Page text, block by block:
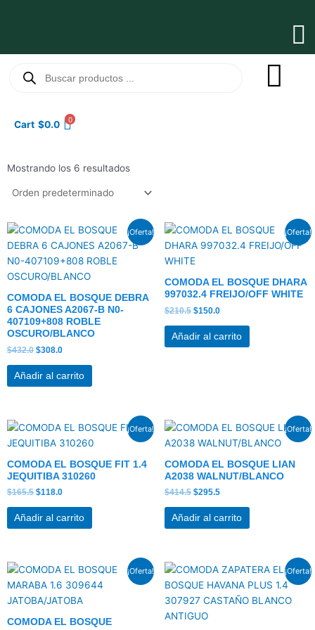
productos
Cart $0.0 0
Mostrando los 6 resultados
¡Oferta!
COMODA EL BOSQUE DEBRA
6 CAJONES A2067-B N0-
407109+808 ROBLE
OSCURO/BLANCO
$432.0
El
original
era:
$432.0.
$308.0
El
actual
es:
$308.0.
Añadir al carrito
¡Oferta!
COMODA EL BOSQUE DHARA
997032.4 FREIJO/OFF WHITE
$210.5
El
original
era:
$150.0
El
actual
Añadir al carrito
¡Oferta!
COMODA EL BOSQUE FIT 1.4
JEQUITIBA 310260
$165.5
El
original
$165.5.
$118.0
El
actual
$118.0.
Añadir al carrito
¡Oferta!
COMODA EL BOSQUE LIAN
A2038 WALNUT/BLANCO
$414.5
El
original
$414.5.
$295.5
El
actual
$295.5.
Añadir al carrito
¡Oferta!
COMODA EL BOSQUE
El
original
era:
El
actual
es:
¡Oferta!
El
original
era:
$162.5.
El
actual
es: